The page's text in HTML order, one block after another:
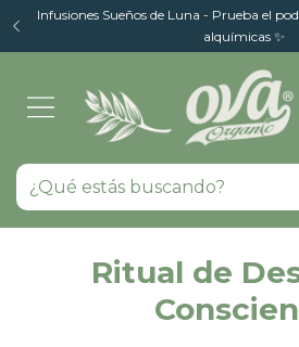
Infusiones Sueños de Luna - Prueba el
alquímicas ✨
Ritual de